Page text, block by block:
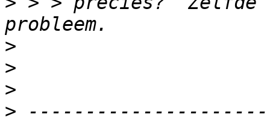
>
>
>
>